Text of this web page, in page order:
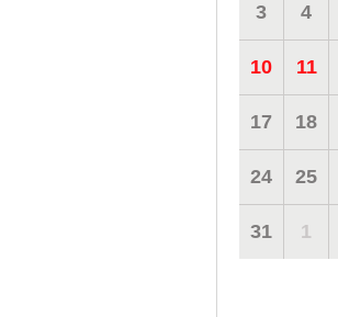
3 4
10 11
17 18
24 25
31 1